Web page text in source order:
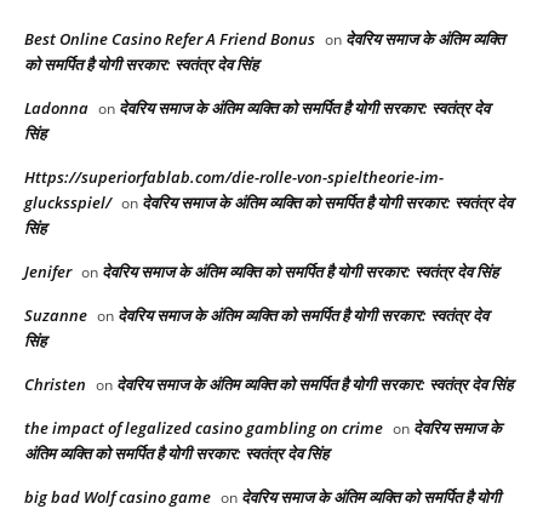
Best Online Casino Refer A Friend Bonus on देवरिय समाज के अंतिम व्यक्ति
को समर्पित है योगी सरकार: स्वतंत्र देव सिंह
Ladonna on देवरिय समाज के अंतिम व्यक्ति को समर्पित है योगी सरकार: स्वतंत्र देव
सिंह
Https://superiorfablab.com/die-rolle-von-spieltheorie-im-
glucksspiel/ on देवरिय समाज के अंतिम व्यक्ति को समर्पित है योगी सरकार: स्वतंत्र देव
सिंह
Jenifer on देवरिय समाज के अंतिम व्यक्ति को समर्पित है योगी सरकार: स्वतंत्र देव सिंह
Suzanne on देवरिय समाज के अंतिम व्यक्ति को समर्पित है योगी सरकार: स्वतंत्र देव
सिंह
Christen on देवरिय समाज के अंतिम व्यक्ति को समर्पित है योगी सरकार: स्वतंत्र देव सिंह
the impact of legalized casino gambling on crime on देवरिय समाज के
अंतिम व्यक्ति को समर्पित है योगी सरकार: स्वतंत्र देव सिंह
big bad Wolf casino game on देवरिय समाज के अंतिम व्यक्ति को समर्पित है योगी